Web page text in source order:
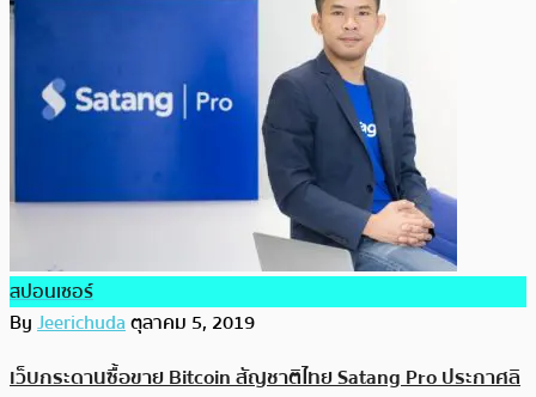
สปอนเซอร์
ByJeerichudaตุลาคม 5, 2019
เว็บกระดานซื้อขาย Bitcoin สัญชาติไทย Satang Pro ประกาศลิ